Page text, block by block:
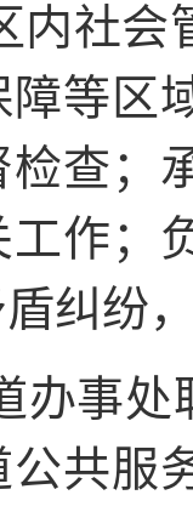
内社会
等区
查；
作；
纠纷
办事处
共服